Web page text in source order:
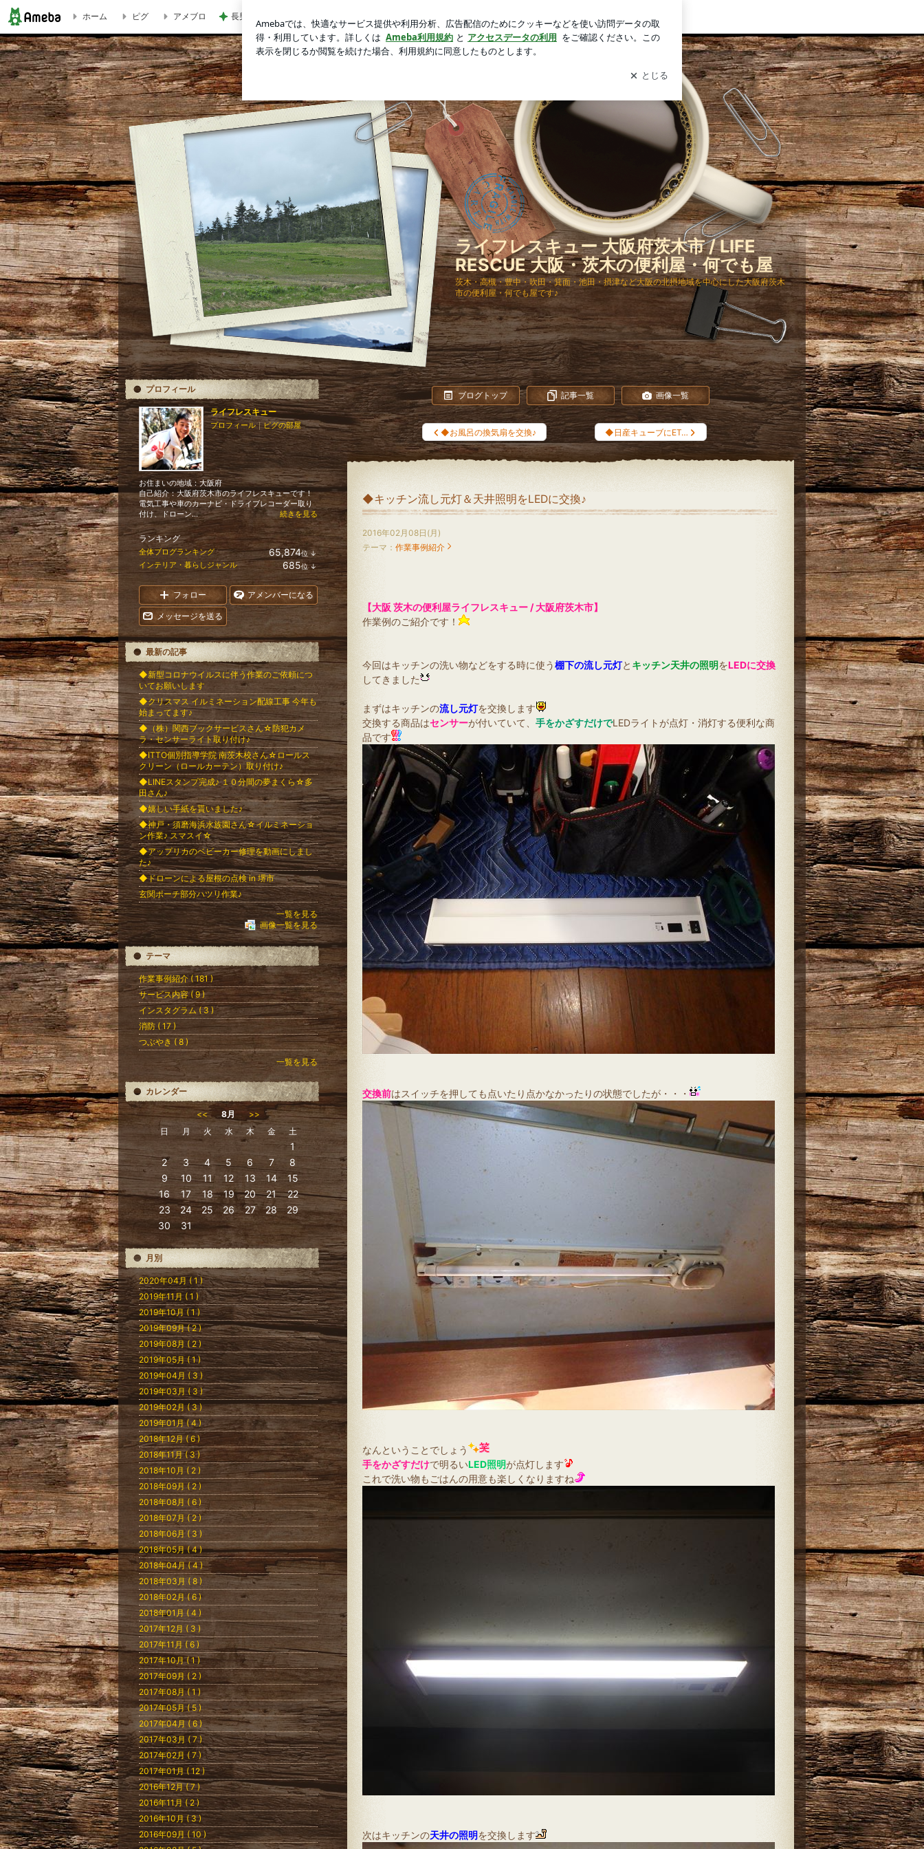
◆キッチン流し元灯＆天井照明をLEDに交換♪ | ライフレスキュー 大阪府茨木市 / LIFE RESCUE 大阪・茨木の便利屋・何でも屋
ホーム ピグ アメブロ 長男のシャツから出たグレーの汁 ログイン
ライフレスキュー 大阪府茨木市 / LIFE
RESCUE 大阪・茨木の便利屋・何でも屋
茨木・高槻・豊中・吹田・箕面・池田・摂津など大阪の北摂地域を中心にした大阪府茨木
市の便利屋・何でも屋です♪
ブログトップ 記事一覧 画像一覧
◆お風呂の換気扇を交換♪ ◆日産キューブにET…
◆キッチン流し元灯＆天井照明をLEDに交換♪
2016年02月08日(月)
テーマ： 作業事例紹介
【大阪 茨木の便利屋ライフレスキュー / 大阪府茨木市】
作業例のご紹介です！
今回はキッチンの洗い物などをする時に使う棚下の流し元灯と キッチン天井の照明をLEDに交換
してきました
まずはキッチンの流し元灯を交換します
交換する商品はセンサーが付いていて、 手をかざすだけでLEDライトが点灯・消灯する便利な商
品です
交換前はスイッチを押しても点いたり点かなかったりの状態でしたが・・・
なんということでしょう
手をかざすだけで明るいLED照明が点灯します
これで洗い物もごはんの用意も楽しくなりますね
次はキッチンの天井の照明を交換します
プロフィール
ライフレスキュー
プロフィール｜ピグの部屋
お住まいの地域：大阪府
自己紹介：大阪府茨木市のライフレスキューです！
電気工事や車のカーナビ・ドライブレコーダー取り
付け、ドローン...
続きを見る
ランキング
全体ブログランキング 65,874位 ↓
ラ
ン
キ
ン
グ
下
インテリア・暮らしジャンル 685位 ↓
ラ
ン
ン
グ
降
フォロー アメンバーになる
メッセージを送る
最新の記事
◆新型コロナウイルスに伴う作業のご依頼につ
いてお願いします
◆クリスマス イルミネーション配線工事 今年も
始まってます♪
◆（株）関西ブックサービスさん☆防犯カメ
ラ・センサーライト取り付け♪
◆ITTO個別指導学院 南茨木校さん☆ロールス
クリーン（ロールカーテン）取り付け♪
◆LINEスタンプ完成♪ １０分間の夢まくら☆多
田さん♪
◆嬉しい手紙を貰いました♪
◆神戸・須磨海浜水族園さん☆イルミネーショ
ン作業♪ スマスイ☆
◆アップリカのベビーカー修理を動画にしまし
た♪
◆ドローンによる屋根の点検 in 堺市
玄関ポーチ部分ハツリ作業♪
一覧を見る
画像一覧を見る
テーマ
作業事例紹介 ( 181 )
サービス内容 ( 9 )
インスタグラム ( 3 )
消防 ( 17 )
つぶやき ( 8 )
一覧を見る
カレンダー
<< 8月
>>
日
月 火 水 木 金 土
1
2
3 4 5 6 7
8
9
10 11 12 13 14
15
16
17 18 19 20 21
22
23
24 25 26 27 28
29
30
31
月別
2020年04月 ( 1 )
2019年11月 ( 1 )
2019年10月 ( 1 )
2019年09月 ( 2 )
2019年08月 ( 2 )
2019年05月 ( 1 )
2019年04月 ( 3 )
2019年03月 ( 3 )
2019年02月 ( 3 )
2019年01月 ( 4 )
2018年12月 ( 6 )
2018年11月 ( 3 )
2018年10月 ( 2 )
2018年09月 ( 2 )
2018年08月 ( 6 )
2018年07月 ( 2 )
2018年06月 ( 3 )
2018年05月 ( 4 )
2018年04月 ( 4 )
2018年03月 ( 8 )
2018年02月 ( 6 )
2018年01月 ( 4 )
2017年12月 ( 3 )
2017年11月 ( 6 )
2017年10月 ( 1 )
2017年09月 ( 2 )
2017年08月 ( 1 )
2017年05月 ( 5 )
2017年04月 ( 6 )
2017年03月 ( 7 )
2017年02月 ( 7 )
2017年01月 ( 12 )
2016年12月 ( 7 )
2016年11月 ( 2 )
2016年10月 ( 3 )
2016年09月 ( 10 )